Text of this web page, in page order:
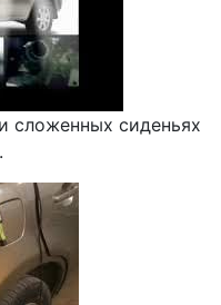
сложенных сиденьях